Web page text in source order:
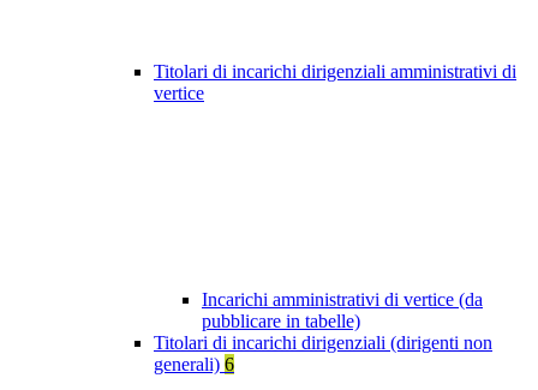
Titolari di incarichi dirigenziali amministrativi di
vertice
Incarichi amministrativi di vertice (da
pubblicare in tabelle)
Titolari di incarichi dirigenziali (dirigenti non
generali) 6